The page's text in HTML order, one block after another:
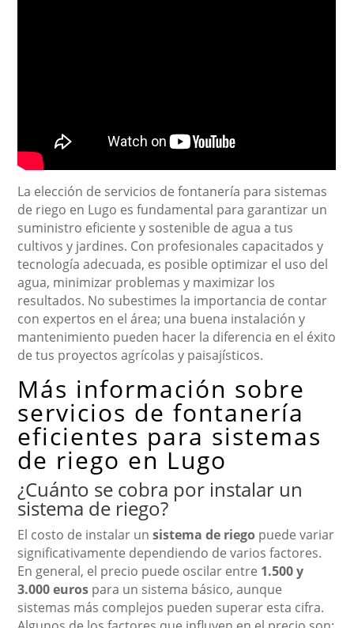
La elección de servicios de fontanería para sistemas
de riego en Lugo es fundamental para garantizar un
suministro eficiente y sostenible de agua a tus
cultivos y jardines. Con profesionales capacitados y
tecnología adecuada, es posible optimizar el uso del
agua, minimizar problemas y maximizar los
resultados. No subestimes la importancia de contar
con expertos en el área; una buena instalación y
mantenimiento pueden hacer la diferencia en el éxito
de tus proyectos agrícolas y paisajísticos.
Más información sobre
servicios de fontanería
eficientes para sistemas
de riego en Lugo
¿Cuánto se cobra por instalar un
sistema de riego?
El costo de instalar unsistema de riego puede variar
significativamente dependiendo de varios factores.
En general, el precio puede oscilar entre 1.500 y
3.000 euros para un sistema básico, aunque
sistemas más complejos pueden superar esta cifra.